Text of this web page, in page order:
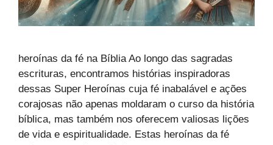
heroínas da fé na Bíblia Ao longo das sagradas
escrituras, encontramos histórias inspiradoras
dessas Super Heroínas cuja fé inabalável e ações
corajosas não apenas moldaram o curso da história
bíblica, mas também nos oferecem valiosas lições
de vida e espiritualidade. Estas heroínas da fé